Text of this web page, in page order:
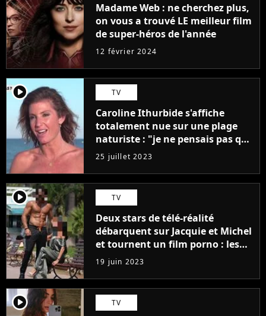
Madame Web : ne cherchez plus,
on vous a trouvé LE meilleur film
de super-héros de l'année
12 février 2024
player2 TV
Caroline Ithurbide s'affiche
totalement nue sur une plage
naturiste : "je ne pensais pas que
j'arriverais à le faire..."
25 juillet 2023
player2 TV
Deux stars de télé-réalité
débarquent sur Jacquie et Michel
et tournent un film porno : les
premières images du tournage
(exclu)
19 juin 2023
player2 TV